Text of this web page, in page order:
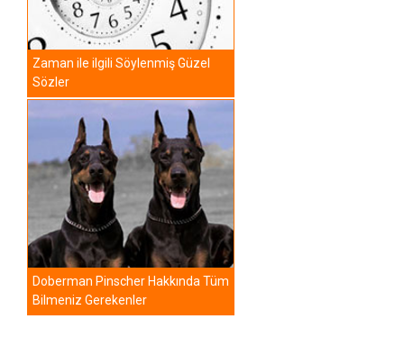
Zaman ile ilgili Söylenmiş Güzel
Sözler
Doberman Pinscher Hakkında Tüm
Bilmeniz Gerekenler